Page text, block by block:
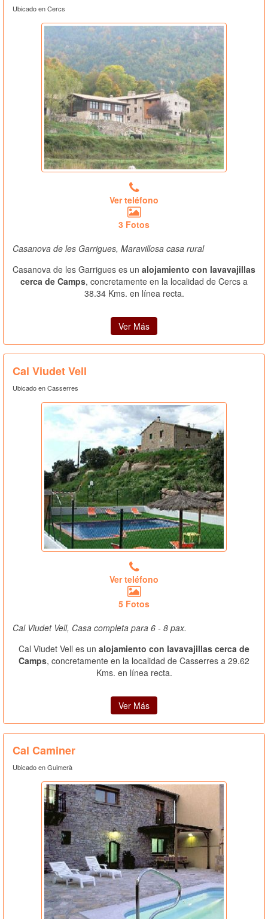
Ubicado en Cercs
Ver teléfono
3 Fotos
Casanova de les Garrigues, Maravillosa casa rural
Casanova de les Garrigues es un alojamiento con lavavajillas
cerca de Camps, concretamente en la localidad de Cercs a
38.34 Kms. en línea recta.
Ver Más
Cal Viudet Vell
Ubicado en Casserres
Ver teléfono
5 Fotos
Cal Viudet Vell, Casa completa para 6 - 8 pax.
Cal Viudet Vell es un alojamiento con lavavajillas cerca de
Camps, concretamente en la localidad de Casserres a 29.62
Kms. en línea recta.
Ver Más
Cal Caminer
Ubicado en Guimerà